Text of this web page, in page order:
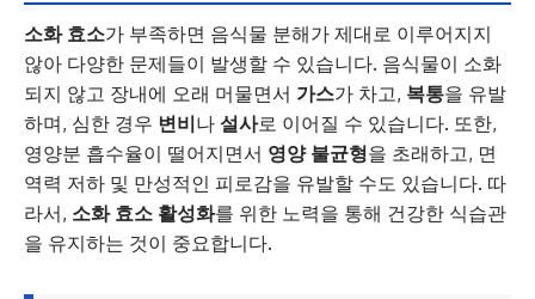
소화 효소가 부족하면 음식물 분해가 제대로 이루어지지
않아 다양한 문제들이 발생할 수 있습니다. 음식물이 소화
되지 않고 장내에 오래 머물면서 가스가 차고, 복통을 유발
하며, 심한 경우 변비나 설사로 이어질 수 있습니다. 또한,
영양분 흡수율이 떨어지면서 영양 불균형을 초래하고, 면
역력 저하 및 만성적인 피로감을 유발할 수도 있습니다. 따
라서, 소화 효소 활성화를 위한 노력을 통해 건강한 식습관
을 유지하는 것이 중요합니다.